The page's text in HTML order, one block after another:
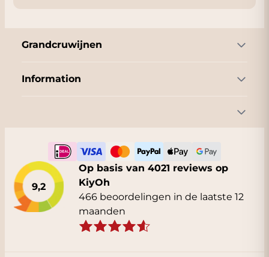
Grandcruwijnen
Information
9,2
Op basis van 4021 reviews op
KiyOh
466 beoordelingen in de laatste 12
maanden